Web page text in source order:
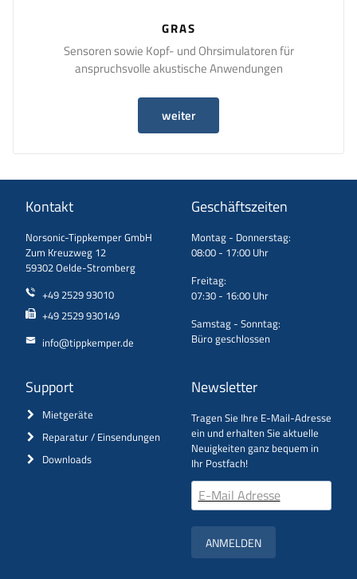
GRAS
Sensoren sowie Kopf- und Ohrsimulatoren für
anspruchsvolle akustische Anwendungen
weiter
Kontakt
Norsonic-Tippkemper GmbH
Zum Kreuzweg 12
59302 Oelde-Stromberg
+49 2529 93010
+49 2529 930149
info@tippkemper.de
Geschäftszeiten
Montag - Donnerstag:
08:00 - 17:00 Uhr
Freitag:
07:30 - 16:00 Uhr
Samstag - Sonntag:
Büro geschlossen
Support
Mietgeräte
Reparatur / Einsendungen
Downloads
Newsletter
Tragen Sie Ihre E-Mail-Adresse
ein und erhalten Sie aktuelle
Neuigkeiten ganz bequem in
Ihr Postfach!
ANMELDEN